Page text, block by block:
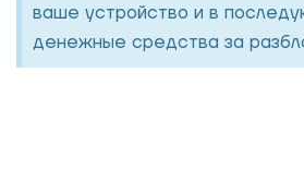
ваше устройство и в
денежные средства за